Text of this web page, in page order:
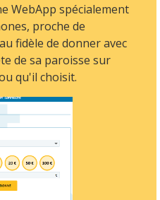
WebApp spécialement
proche de
fidèle de donner avec
de sa paroisse sur
qu'il choisit.